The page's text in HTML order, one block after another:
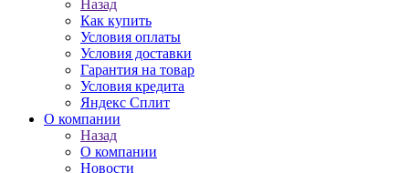
Назад
Как купить
Условия оплаты
Условия доставки
Гарантия на товар
Условия кредита
Яндекс Сплит
О компании
Назад
О компании
Новости